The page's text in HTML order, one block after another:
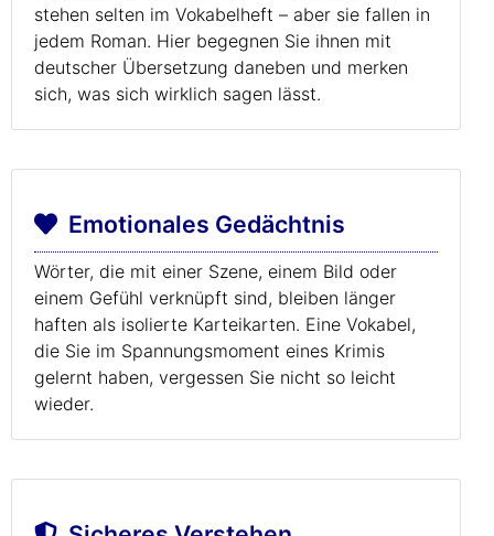
stehen selten im Vokabelheft – aber sie fallen in
jedem Roman. Hier begegnen Sie ihnen mit
deutscher Übersetzung daneben und merken
sich, was sich wirklich sagen lässt.
Emotionales Gedächtnis
Wörter, die mit einer Szene, einem Bild oder
einem Gefühl verknüpft sind, bleiben länger
haften als isolierte Karteikarten. Eine Vokabel,
die Sie im Spannungsmoment eines Krimis
gelernt haben, vergessen Sie nicht so leicht
wieder.